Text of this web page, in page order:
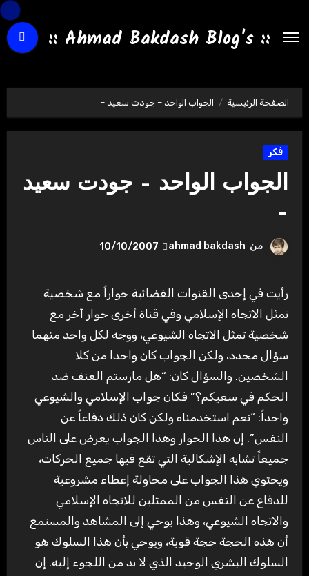
:: Ahmad Bakdash Blog's ::
الصفحة الرئيسية الجواب الواحد – جودت سعيد –
فكر
الجواب الواحد – جودت سعيد
–
من ahmad bakdash
10/10/2007
رأيت في إحدى القنوات الفضائية حواراً مع شخصية
تمثل الاتجاه الإسلامي وفي قناة أخرى حوار آخر مع
شخصية تمثل الاتجاه الشيوعي، ووجه لكل واحد منهما
سؤال محدد، ولكن الجواب كان واحدا من كلا
الشخصين. والسؤال كان: “هل مارستم العنف ضد
الحكم في سعيكم؟” فكان جواب الإسلامي والشيوعي
واحداً: “نعم استخدمناه ولكن كان ذلك دفاعاً عن
النفس”. إن هذا الحوار وهذا الجواب يعرض على الناس
جميعاً تشابه الإشكالية التي تقع فيها جميع الحركات،
ويحتوي هذا الجواب على محاولة إعطاء مشروعية
للدفاع عن النفس من الممثلين للاتجاه الإسلامي
والاتجاه الشيوعي، وهذا يوحي إلى المشاهد والمستمع
أن هذه الحجة حجة قوية، ويوحي بأن هذا السلوك هو
السلوك البشري الوحيد الذي لا بد من اللجوء إليه. إن